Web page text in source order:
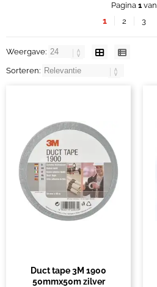
Pagina 1van
1 2 3
Weergave:
Sorteren:
Duct tape 3M 1900
50mmx50m zilver